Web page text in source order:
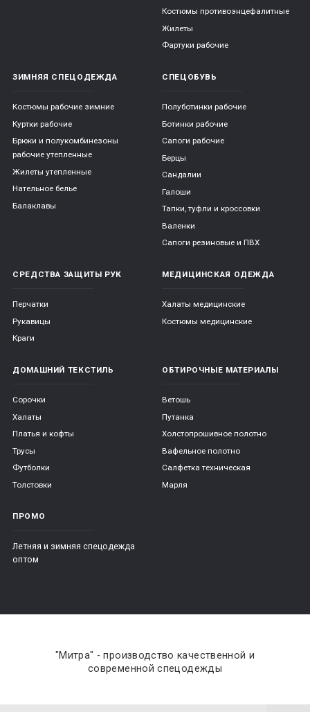
Костюмы противоэнцефалитные
Жилеты
Фартуки рабочие
ЗИМНЯЯ СПЕЦОДЕЖДА
Костюмы рабочие зимние
Куртки рабочие
Брюки и полукомбинезоны
рабочие утепленные
Жилеты утепленные
Нательное белье
Балаклавы
СПЕЦОБУВЬ
Полуботинки рабочие
Ботинки рабочие
Сапоги рабочие
Берцы
Сандалии
Галоши
Тапки, туфли и кроссовки
Валенки
Сапоги резиновые и ПВХ
СРЕДСТВА ЗАЩИТЫ РУК
Перчатки
Рукавицы
Краги
МЕДИЦИНСКАЯ ОДЕЖДА
Халаты медицинские
Костюмы медицинские
ДОМАШНИЙ ТЕКСТИЛЬ
Сорочки
Халаты
Платья и кофты
Трусы
Футболки
Толстовки
ОБТИРОЧНЫЕ МАТЕРИАЛЫ
Ветошь
Путанка
Холстопрошивное полотно
Вафельное полотно
Салфетка техническая
Марля
ПРОМО
Летняя и зимняя спецодежда
оптом
"Митра" - производство качественной и
современной спецодежды